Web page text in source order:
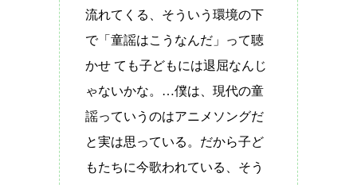
流れてくる、そういう環境の下
で「童謡はこうなんだ」って聴
かせ ても子どもには退屈なんじ
ゃないかな。…僕は、現代の童
謡っていうのはアニメソングだ
と実は思っている。だから子ど
もたちに今歌われている、そう